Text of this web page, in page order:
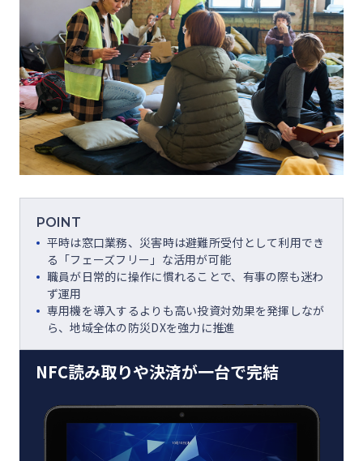
POINT
平時は窓口業務、災害時は避難所受付として利用でき
る「フェーズフリー」な活用が可能
職員が日常的に操作に慣れることで、有事の際も迷わ
ず運用
専用機を導入するよりも高い投資対効果を発揮しなが
ら、地域全体の防災DXを強力に推進
NFC読み取りや決済が一台で完結